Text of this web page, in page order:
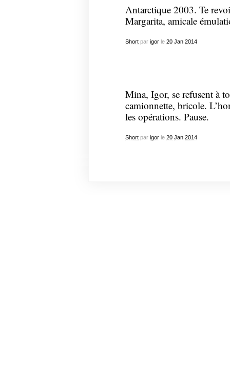
Antarctique 2003. Te
Margarita, amicale
Shortpar igorle 20 Jan 2014
Mina, Igor, se refusent à
camionnette, bricole.
les opérations. Pause.
Shortpar igorle 20 Jan 2014